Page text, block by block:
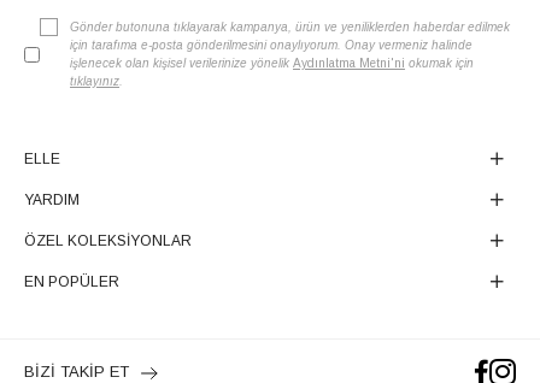
Gönder butonuna tıklayarak kampanya, ürün ve yeniliklerden haberdar edilmek
için tarafıma e-posta gönderilmesini onaylıyorum. Onay vermeniz halinde
işlenecek olan kişisel verilerinize yönelik Aydınlatma Metni'ni okumak için
tıklayınız
ELLE
YARDIM
ÖZEL KOLEKSİYONLAR
EN POPÜLER
BİZİ TAKİP ET